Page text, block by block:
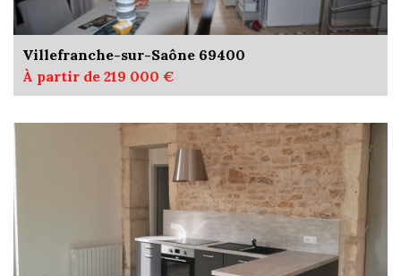
Villefranche-sur-Saône 69400
À partir de 219 000 €